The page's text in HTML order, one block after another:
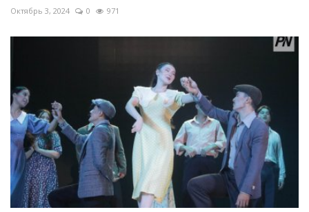
Октябрь 3, 2024 0 971